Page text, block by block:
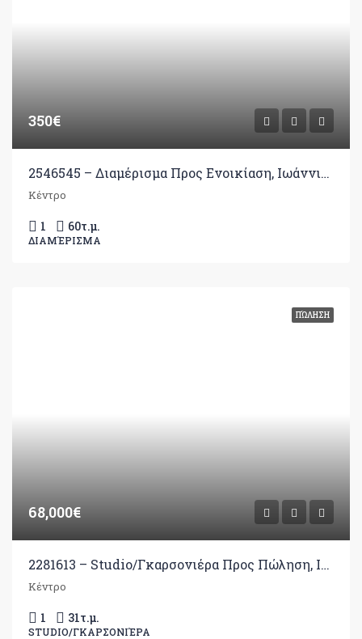
350€
2546545 – Διαμέρισμα Προς Ενοικίαση, Ιωάννινα, 60 τ.μ., €350
Κέντρο
1 60τ.μ.
ΔΙΑΜΈΡΙΣΜΑ
ΠΏΛΗΣΗ
68,000€
2281613 – Studio/Γκαρσονιέρα Προς Πώληση, Ιωάννινα, 31 τ.μ., €68.000
Κέντρο
1 31τ.μ.
STUDIO/ΓΚΑΡΣΟΝΙΈΡΑ